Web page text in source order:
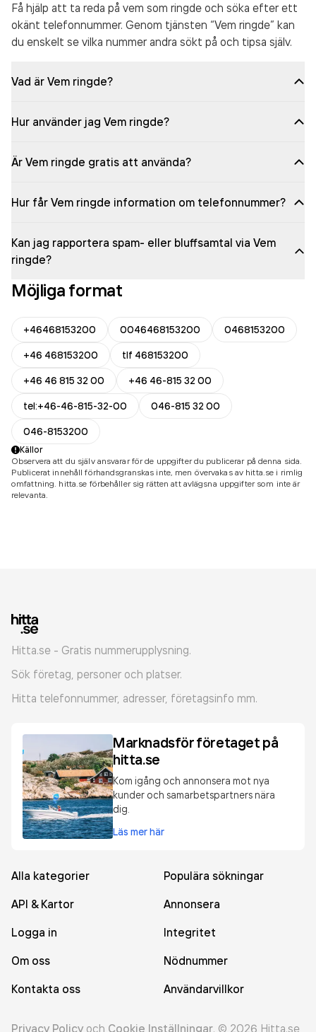
Få hjälp att ta reda på vem som ringde och söka efter ett
okänt telefonnummer. Genom tjänsten “Vem ringde” kan
du enskelt se vilka nummer andra sökt på och tipsa själv.
Vad är Vem ringde?
Hur använder jag Vem ringde?
Är Vem ringde gratis att använda?
Hur får Vem ringde information om telefonnummer?
Kan jag rapportera spam- eller bluffsamtal via Vem
ringde?
Möjliga format
+46468153200 0046468153200
0468153200
+46 468153200
tlf 468153200
+46 46 815 32 00
+46 46-815 32 00
tel:+46-46-815-32-00
046-815 32 00
046-8153200
Källor
Observera att du själv ansvarar för de uppgifter du publicerar på denna sida.
Publicerat innehåll förhandsgranskas inte, men övervakas av hitta.se i rimlig
omfattning. hitta.se förbehåller sig rätten att avlägsna uppgifter som inte är
relevanta.
Hitta.se - Gratis nummerupplysning.
Sök företag, personer och platser.
Hitta telefonnummer, adresser, företagsinfo mm.
Marknadsför företaget på
hitta.se
Kom igång och annonsera mot nya
kunder och samarbetspartners nära
dig.
Läs mer här
Alla kategorier
Populära sökningar
API & Kartor
Annonsera
Logga in
Integritet
Om oss
Nödnummer
Kontakta oss
Användarvillkor
Privacy Policy och Cookie Inställningar. © 2026 Hitta.se